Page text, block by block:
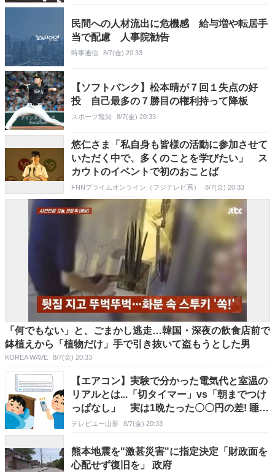
民間への人材流出に危機感 給与増や転居手
当で配慮 人事院勧告
時事通信 8/7(金) 20:33
【ソフトバンク】松本晴が７回１失点の好
投 自己最多の７勝目の権利持って降板
スポーツ報知 8/7(金) 20:33
悠仁さま「私自身も皆様の活動に参加させて
いただく中で、多くのことを学びたい」 ス
カウトのイベントで初のおことば
FNNプライムオンライン（フジテレビ系） 8/7(金) 20:33
「何でもない」と、ごまかし逃走…韓国・深夜の飲食店前で
鉢植えから「植物だけ」手で引き抜いて盗もうとした男
KOREA WAVE 8/7(金) 20:33
【エアコン】実験で分かった電気代と室温の
リアルとは...「切タイマー」vs「朝までつけ
っぱなし」 実は1晩たった〇〇円の差! 睡眠
のプロが教える暑い日の快眠テクニック こ
にたくさん!【解説】
テレビユー山形 8/7(金) 20:33
熊本地震を"激甚災害"に指定決定「財政面を
心配せず復旧を」 政府